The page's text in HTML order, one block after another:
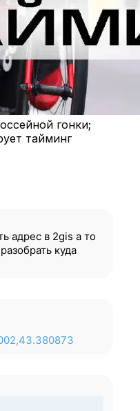
гонки;
тайминг
адрес в 2gis а то
куда